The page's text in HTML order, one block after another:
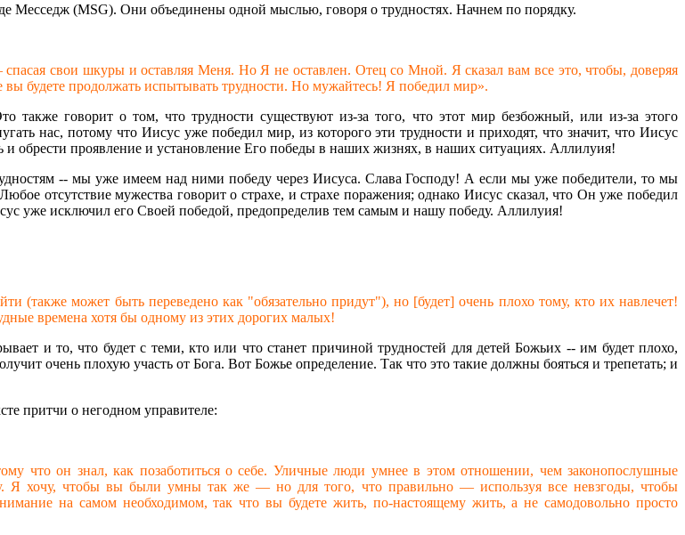
Месседж (MSG). Они объединены одной мыслью, говоря о трудностях. Начнем по порядку.
свои шкуры и оставляя Меня. Но Я не оставлен. Отец со Мной. Я сказал вам все это, чтобы, доверяя
будете продолжать испытывать трудности. Но мужайтесь! Я победил мир».
говорит о том, что трудности существуют из-за того, что этот мир безбожный, или из-за этого
нас, потому что Иисус уже победил мир, из которого эти трудности и приходят, что значит, что Иисус
и обрести проявление и установление Его победы в наших жизнях, в наших ситуациях. Аллилуия!
-- мы уже имеем над ними победу через Иисуса. Слава Господу! А если мы уже победители, то мы
отсутствие мужества говорит о страхе, и страхе поражения; однако Иисус сказал, что Он уже победил
уже исключил его Своей победой, предопределив тем самым и нашу победу. Аллилуия!
может быть переведено как "обязательно придут"), но [будет] очень плохо тому, кто их навлечет!
времена хотя бы одному из этих дорогих малых!
и то, что будет с теми, кто или что станет причиной трудностей для детей Божьих -- им будет плохо,
очень плохую участь от Бога. Вот Божье определение. Так что это такие должны бояться и трепетать; и
притчи о негодном управителе:
что он знал, как позаботиться о себе. Уличные люди умнее в этом отношении, чем законопослушные
Я хочу, чтобы вы были умны так же — но для того, что правильно — используя все невзгоды, чтобы
на самом необходимом, так что вы будете жить, по-настоящему жить, а не самодовольно просто